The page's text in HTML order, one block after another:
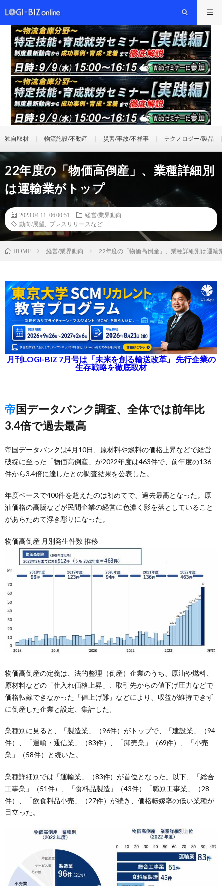
独自取材 物流施設/不動産 災害/事故/不祥事 テクノロジー/製品
22年度の「物価高倒産」、業種詳細別
は運輸業がトップ
2023.04.11 06:00:51
経営/業界動向
動向/展望
プレスリリースなど
HOME 経営/業界動向 22年度の「物価高倒産」、業種詳細別は運輸
月刊LOGI-BIZ 7月号は「未来を創る輸送改革」 先行企業の
生存戦略を徹底取材
帝国データバンク調査、全体では前年比
3.4倍で過去最高
帝国データバンクは4月10日、原材料や燃料の価格上昇などで経営
破綻に至った「物価高倒産」が2022年度は463件で、前年度の136
件から3.4倍に達したとの調査結果を公表した。
年度ベースで400件を超えたのは初めてで、過去最高となった。原
油価格の高騰などが民間企業の経営に色濃く影を落としていること
があらためて浮き彫りになった。
物価高倒産 月別発生件数 推移
物価高倒産の定義は、法的整理（倒産）企業のうち、原油や燃料、
原材料などの「仕入れ価格上昇」、取引先からの値下げ圧力などで
価格転嫁できなかった「値上げ難」などにより、収益が維持できず
に倒産した企業と設定、集計した。
業種別に見ると、「製造業」（96件）がトップで、「建設業」（94
件）、「運輸・通信業」（83件）、「卸売業」（69件）、「小売
業」（58件）と続いた。
業種詳細別では「運輸業」（83件）が首位となった。以下、「総合
工事業」（51件）、「食料品製造」（43件）「職別工事業」（28
件）、「飲食料品小売」（27件）が続き、価格転嫁率の低い業種が
目立った。